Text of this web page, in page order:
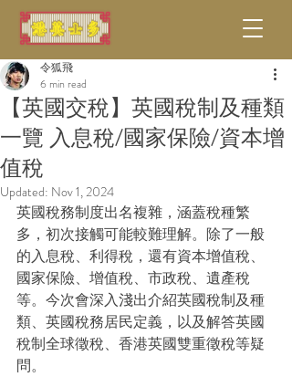
【英國交稅】英國稅制及種類
一覽 入息稅/國家保險/資本增
值稅
令狐飛
6 min read
Updated: Nov 1, 2024
英國稅務制度出名複雜，涵蓋稅種繁
多，初次接觸可能較難理解。除了一般
的入息稅、利得稅，還有資本增值稅、
國家保險、增值稅、市政稅、遺產稅
等。今次會深入淺出介紹英國稅制及種
類、英國稅務居民定義，以及解答英國
稅制全球徵稅、香港英國雙重徵稅等疑
問。